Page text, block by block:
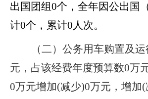
出国团组0个，全年因公出国
计0个，累计0人次。
（二）公务用车购置及
元， 占该经费年度预算数0万
0万元增加(减少)0万元，增加